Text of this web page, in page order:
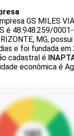
GS MILES
é 48.948.259/
MG,
e foi fundada
cadastral é
econômica é